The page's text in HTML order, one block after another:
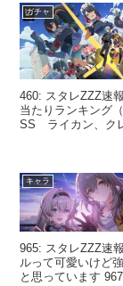
ガチャ
460: スタレZZZ速
当たりランキング
SS ライカン、ク
キャラ
965: スタレZZZ速
ルって可愛いけど
と思っています